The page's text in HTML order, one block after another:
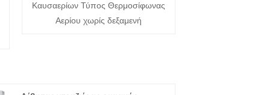
Καυσαερίων Τύπος Θερμοσίφωνας
Αερίου χωρίς δεξαμενή